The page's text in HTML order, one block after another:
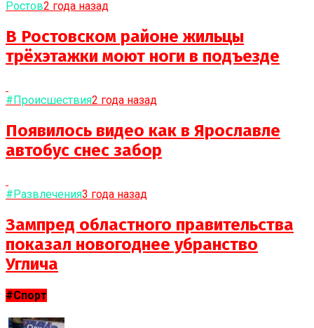
Ростов2 года назад
В Ростовском районе жильцы
трёхэтажки моют ноги в подъезде
#Происшествия2 года назад
Появилось видео как в Ярославле
автобус снес забор
#Развлечения3 года назад
Зампред областного правительства
показал новогоднее убранство
Углича
#Спорт